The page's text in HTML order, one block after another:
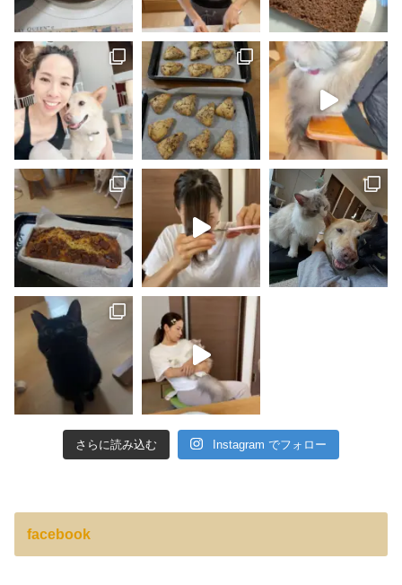
さらに読み込む Instagram でフォロー
facebook